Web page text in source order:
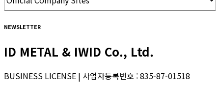
NEWSLETTER
ID METAL & IWID Co., Ltd.
BUSINESS LICENSE | 사업자등록번호 : 835-87-01518